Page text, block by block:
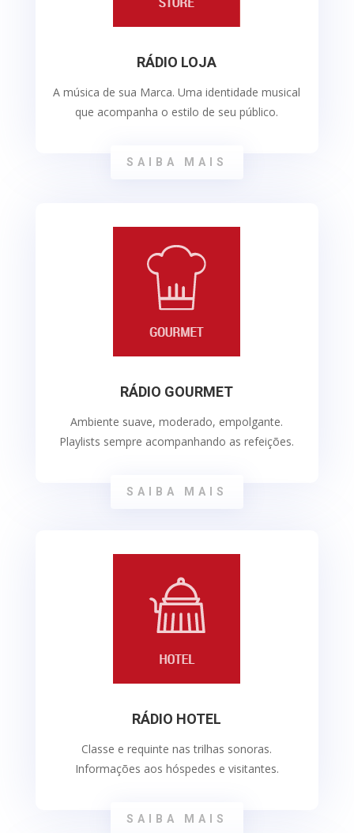
RÁDIO LOJA
A música de sua Marca. Uma identidade musical
que acompanha o estilo de seu público.
SAIBA MAIS
RÁDIO GOURMET
Ambiente suave, moderado, empolgante.
Playlists sempre acompanhando as refeições.
SAIBA MAIS
RÁDIO HOTEL
Classe e requinte nas trilhas sonoras.
Informações aos hóspedes e visitantes.
SAIBA MAIS